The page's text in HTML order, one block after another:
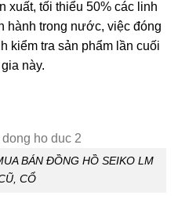
xuất, tối thiểu 50% các linh
hành trong nước, việc đóng
kiểm tra sản phẩm lần cuối
này.
BÁN ĐỒNG HỒ SEIKO LM
CỔ